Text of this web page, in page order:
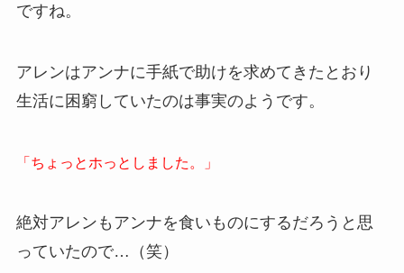
ですね。
アレンはアンナに手紙で助けを求めてきたとおり
生活に困窮していたのは事実のようです。
「ちょっとホっとしました。」
絶対アレンもアンナを食いものにするだろうと思
っていたので…（笑）